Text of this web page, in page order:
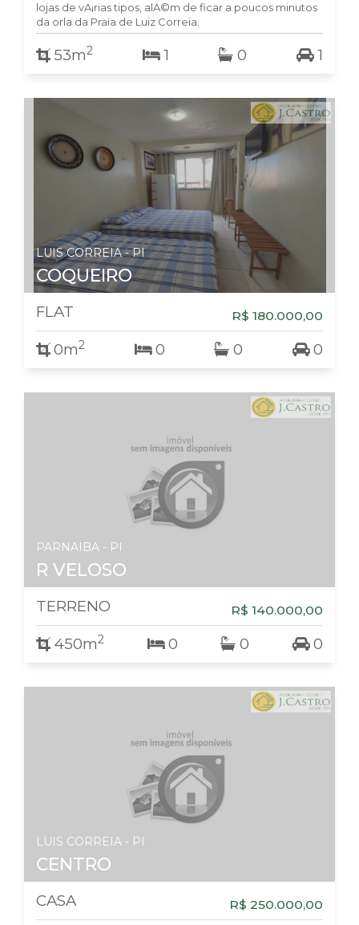
lojas de vA¡rias tipos, alA©m de ficar a poucos minutos
da orla da Praia de Luiz Correia.
53m2 1 0 1
LUIS CORREIA - PI
COQUEIRO
FLAT R$ 180.000,00
0m2 0 0 0
PARNAIBA - PI
R VELOSO
TERRENO R$ 140.000,00
450m2 0 0 0
LUIS CORREIA - PI
CENTRO
CASA R$ 250.000,00